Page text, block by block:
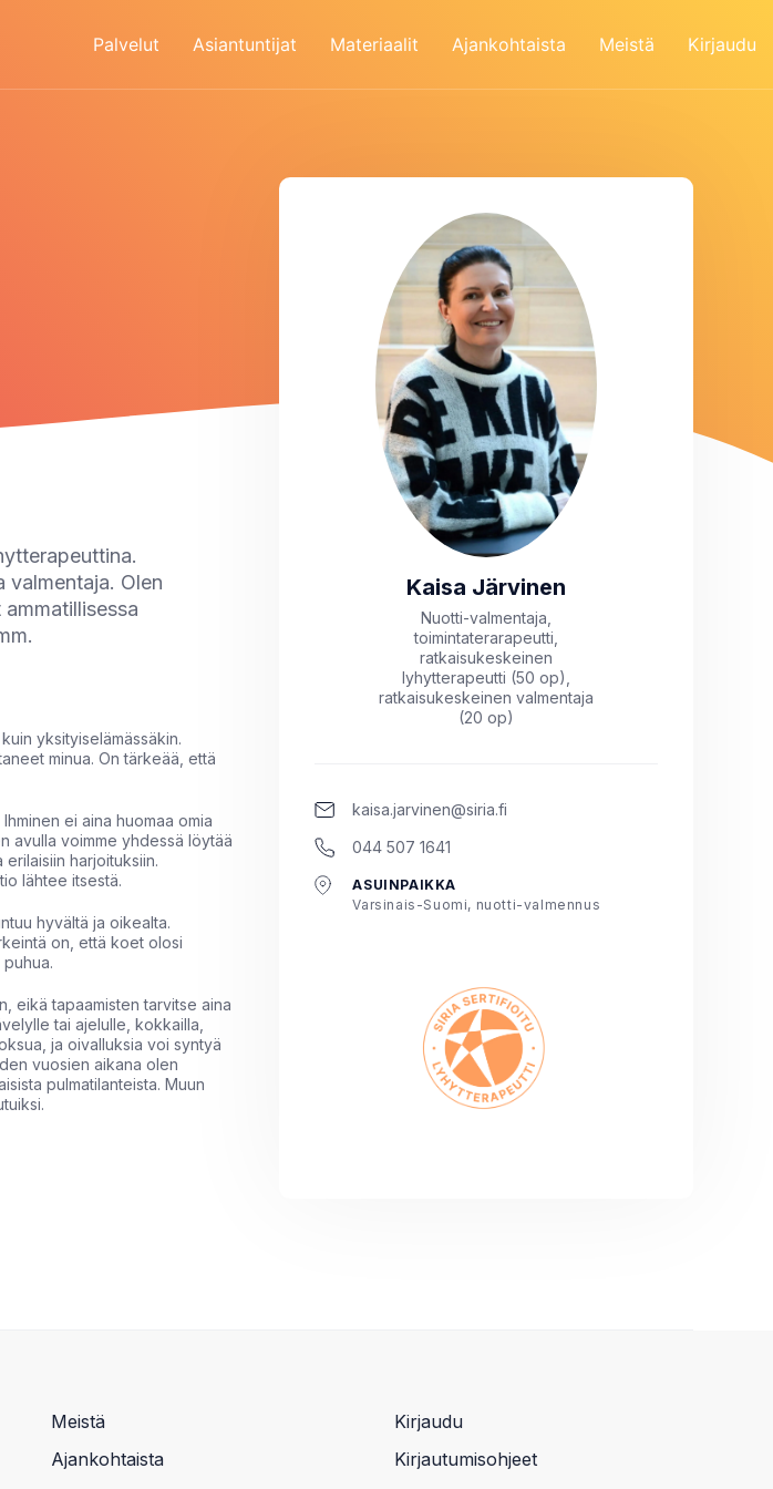
Palvelut Asiantuntijat Materiaalit Ajankohtaista Meistä Kirjaudu
valmentaja. Olen
yksityiselämässäkin.
minua. On tärkeää, että
ei aina huomaa omia
avulla voimme yhdessä löytää
harjoituksiin.
lähtee itsestä.
hyvältä ja oikealta.
on, että koet olosi
eikä tapaamisten tarvitse aina
tai ajelulle, kokkailla,
ja oivalluksia voi syntyä
vuosien aikana olen
pulmatilanteista. Muun
Kaisa Järvinen
Nuotti-valmentaja,
toimintaterarapeutti,
ratkaisukeskeinen
lyhytterapeutti (50 op),
ratkaisukeskeinen valmentaja
(20 op)
kaisa.jarvinen@siria.fi
044 507 1641
ASUINPAIKKA
Varsinais-Suomi, nuotti-valmennus
Meistä
Ajankohtaista
Kirjaudu
Kirjautumisohjeet